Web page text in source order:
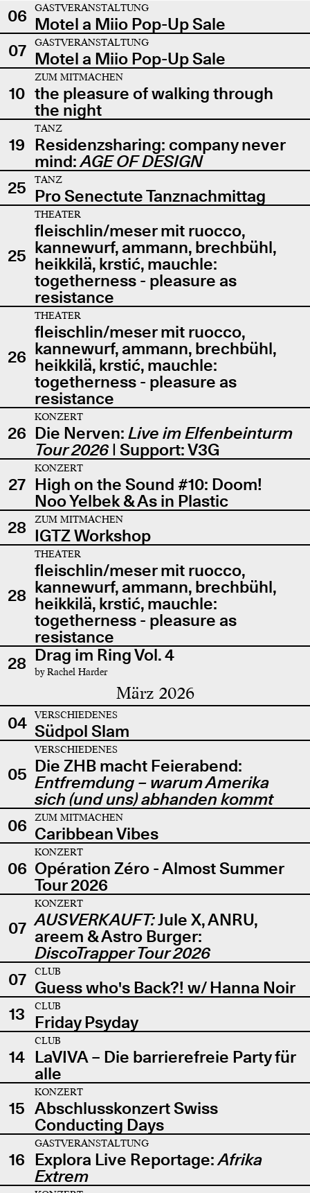
06
GASTVERANSTALTUNG
Motel a Miio Pop-Up Sale
07
GASTVERANSTALTUNG
Motel a Miio Pop-Up Sale
10
ZUM MITMACHEN
the pleasure of walking through
the night
19
TANZ
Residenzsharing: company never
mind:AGE OF DESIGN
25
TANZ
Pro Senectute Tanznachmittag
25
THEATER
fleischlin/meser mit ruocco,
kannewurf, ammann, brechbühl,
heikkilä, krstić, mauchle:
togetherness - pleasure as
resistance
26
THEATER
fleischlin/meser mit ruocco,
kannewurf, ammann, brechbühl,
heikkilä, krstić, mauchle:
togetherness - pleasure as
resistance
26
KONZERT
Die Nerven: Live im Elfenbeinturm
Tour 2026| Support: V3G
27
KONZERT
High on the Sound #10: Doom!
Noo Yelbek & As in Plastic
28
ZUM MITMACHEN
IGTZ Workshop
28
THEATER
fleischlin/meser mit ruocco,
kannewurf, ammann, brechbühl,
heikkilä, krstić, mauchle:
togetherness - pleasure as
resistance
28 Drag im Ring Vol. 4
by Rachel Harder
März 2026
04 VERSCHIEDENES
Südpol Slam
05
VERSCHIEDENES
Die ZHB macht Feierabend:
Entfremdung – warum Amerika
sich (und uns) abhanden kommt
06
ZUM MITMACHEN
Caribbean Vibes
06
KONZERT
Opération Zéro - Almost Summer
Tour 2026
07
KONZERT
AUSVERKAUFT:Jule X, ANRU,
areem & Astro Burger:
DiscoTrapper Tour 2026
07
CLUB
Guess who's Back?! w/ Hanna Noir
13
CLUB
Friday Psyday
14
CLUB
LaVIVA – Die barrierefreie Party für
alle
15
KONZERT
Abschlusskonzert Swiss
Conducting Days
16
GASTVERANSTALTUNG
Explora Live Reportage:Afrika
Extrem